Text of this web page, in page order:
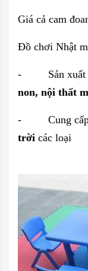
Giá cả cam
Đồ chơi Nhật
- Sản xuất
non, nội thất
- Cung
trời các loại